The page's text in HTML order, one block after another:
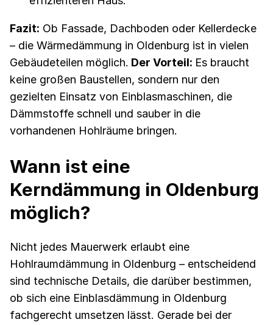
Fazit: Ob Fassade, Dachboden oder Kellerdecke
– die Wärmedämmung in Oldenburg ist in vielen
Gebäudeteilen möglich. Der Vorteil: Es braucht
keine großen Baustellen, sondern nur den
gezielten Einsatz von Einblasmaschinen, die
Dämmstoffe schnell und sauber in die
vorhandenen Hohlräume bringen.
Wann ist eine
Kerndämmung in Oldenburg
möglich?
Nicht jedes Mauerwerk erlaubt eine
Hohlraumdämmung in Oldenburg – entscheidend
sind technische Details, die darüber bestimmen,
ob sich eine Einblasdämmung in Oldenburg
fachgerecht umsetzen lässt. Gerade bei der